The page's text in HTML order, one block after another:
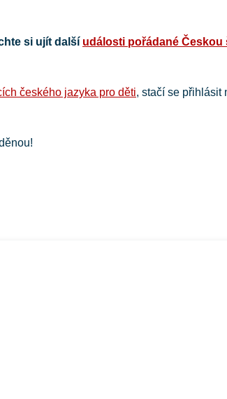
si ujít další události pořádané Českou
českého jazyka pro děti, stačí se přihlásit